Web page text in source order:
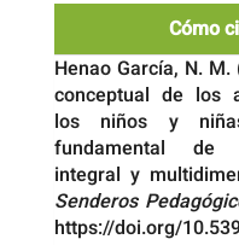
Cómo
Henao García, N.
conceptual de los
los niños y
fundamental de
integral y
Senderos
https://doi.org/